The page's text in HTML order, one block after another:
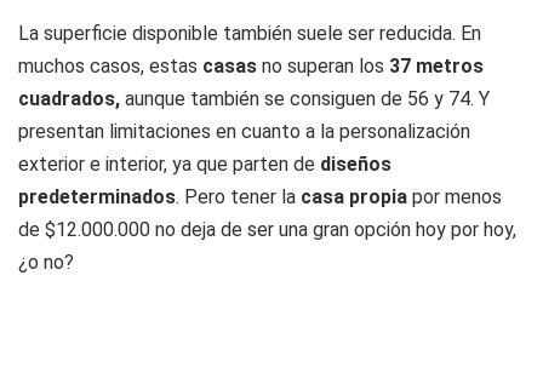
La superficie disponible también suele ser reducida. En
muchos casos, estas casas no superan los 37 metros
cuadrados, aunque también se consiguen de 56 y 74. Y
presentan limitaciones en cuanto a la personalización
exterior e interior, ya que parten de diseños
predeterminados. Pero tener la casa propia por menos
de $12.000.000 no deja de ser una gran opción hoy por hoy,
¿o no?